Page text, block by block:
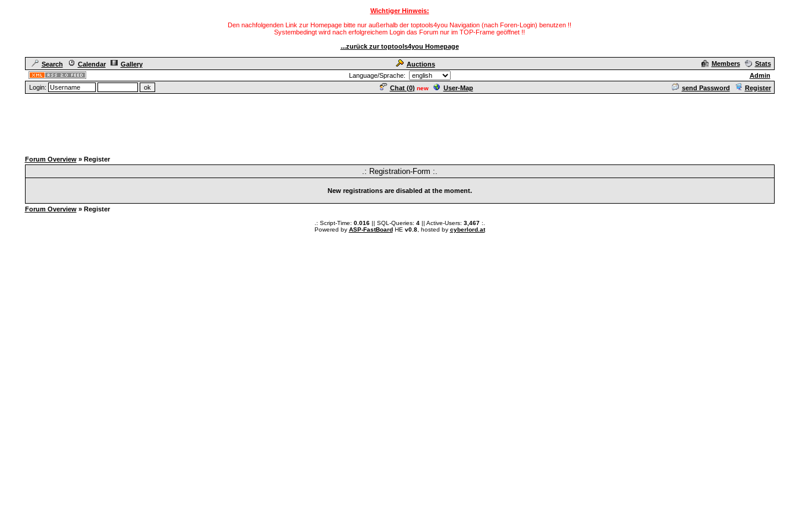
Wichtiger Hinweis:
Den nachfolgenden Link zur Homepage bitte nur außerhalb der toptools4you Navigation (nach Foren-Login) benutzen !!
Systembedingt wird nach erfolgreichem Login das Forum nur im TOP-Frame geöffnet !!
...zurück zur toptools4you Homepage
Search Calendar Gallery Auctions Members
Stats
Language/Sprache:
Admin
Login:
Chat (0) new User-Map send Password Register
Forum Overview» Register
.: Registration-Form :.
New registrations are disabled at the moment.
Forum Overview» Register
.: Script-Time: 0.016|| SQL-Queries: 4|| Active-Users: 3,467:.
Powered by ASP-FastBoardHE v0.8, hosted by cyberlord.at